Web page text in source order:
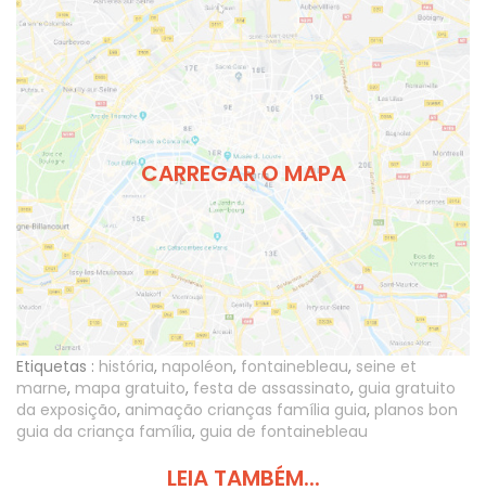
CARREGAR O MAPA
Etiquetas : história, napoléon, fontainebleau, seine et
marne, mapa gratuito, festa de assassinato, guia gratuito
da exposição, animação crianças família guia, planos bon
guia da criança família, guia de fontainebleau
LEIA TAMBÉM...